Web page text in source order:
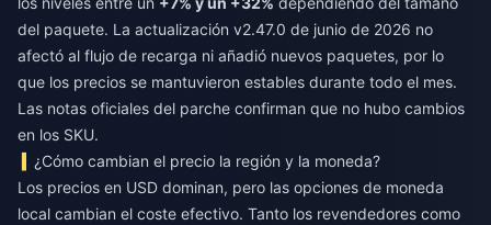
del paquete. La actualización v2.47.0 de junio de 2026 no
afectó al flujo de recarga ni añadió nuevos paquetes, por lo
que los precios se mantuvieron estables durante todo el mes.
Las notas oficiales del parche confirman que no hubo cambios
en los SKU.
¿Cómo cambian el precio la región y la moneda?
Los precios en USD dominan, pero las opciones de moneda
local cambian el coste efectivo. Tanto los revendedores como